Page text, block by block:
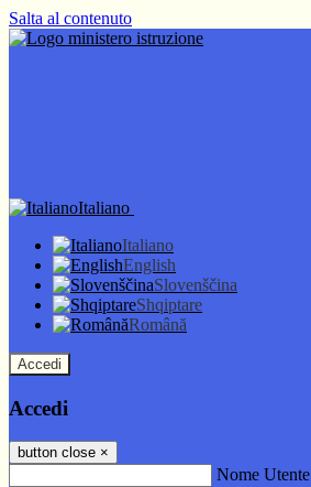
Salta al contenuto
Italiano
Italiano
English
Slovenščina
Shqiptare
Română
Accedi
Accedi
button close ×
Nome Utente